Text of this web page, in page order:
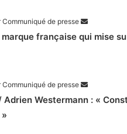
Communiqué de presse
marque française qui mise
Communiqué de presse
Westermann : «